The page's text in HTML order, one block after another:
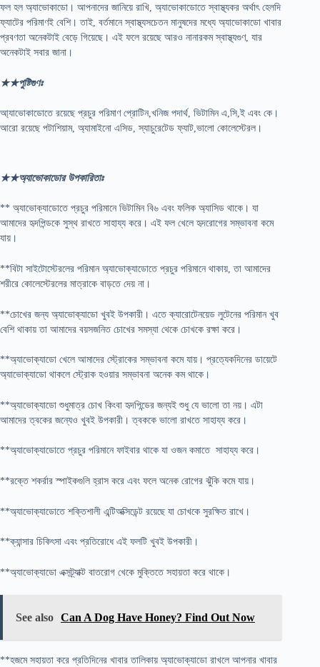
ফল হল অ্যাভোকাডো। আপনাদের জানিয়ে রাখি, অ্যাভোকাডোতে স্বাস্থ্যকর অর্থাৎ হেলদি
ফ্যাটের পরিমাণই বেশি। তাই, বর্তমানে স্বাস্থ্যসচেতন মানুষদের মধ্যে অ্যাভোকাডো খাবার
প্রবণতা অনেকটাই বেড়ে গিয়েছে। এই ফলে রয়েছে আরও নানারকম স্বাস্থ্যগুণ, যার
অনেকটাই সবার জানা।
★★পুষ্টিগুণঃ
আ্যাভোকাডোতে রয়েছে প্রচুর পরিমাণ প্রোটিন,খনিজ পদার্থ, ভিটামিন এ,সি,ই এবং কে।
আরো রয়েছে পটাশিয়াম, অ্যামাইনো এসিড, স্যাচুরেটেড ফ্যাট,ভালো কোলেস্টেরল।
★★অ্যাভোকাডোর উপকারিতাঃ
** অ্যাভোক্যাডোতে প্রচুর পরিমানে ভিটামিন বি৬ এবং ফলিক অ্যাসিড থাকে। যা
আমাদের হৃদপিন্ডকে সুস্থ রাখতে সাহায্য করে। এই ফল খেলে হৃদরোগের সম্ভাবনা কমে
যায়।
**বিটা সাইটোস্টেরলের পরিমান অ্যাভোক্যাডোতে প্রচুর পরিমানে থাকায়, তা আমাদের
শরীরে কোলেস্টেরলের মাত্রাকে বাড়তে দেয় না।
**চোখের জন্য অ্যাভোক্যাডো খুবই উপকারী। এতে ক্যারোটেনয়েড লুটেনের পরিমান খুব
বেশি থাকায় তা আমাদের বয়সজনিত চোখের সমস্যা থেকে চোখকে রক্ষা করে।
**অ্যাভোক্যাডো খেলে আমাদের স্ট্রোকের সম্ভাবনা কমে যায়। প্রত্যেকদিনের ডায়েটে
অ্যাভোক্যাডো থাকলে স্ট্রোক হওয়ার সম্ভাবনা অনেক কম থাকে।
**অ্যাভোক্যাডো শুধুমাত্র চোখ কিংবা হৃদপিন্ডের জন্যই শুধু যে ভালো তা নয়। এটা
আমাদের ত্বকের জন্যেও খুবই উপকারী। ত্বককে ভালো রাখতে সাহায্য করে।
**অ্যাভোক্যাডোতে প্রচুর পরিমানে ফাইবার থাকে যা ওজন কমাতে সাহায্য করে।
**রক্তে শকর্রার স্পাইকগুলি হ্রাস করে এবং ফলে অনেক রোগের ঝুঁকি কমে যায়।
**অ্যাভোক্যাডোতে শক্তিশালী এন্টিঅক্সিডেন্ট রয়েছে যা চোখকে সুরক্ষিত রাখে।
**ক্যান্সার চিকিৎসা এবং প্রতিরোধে এই ফলটি খুবই উপকারী।
**অ্যাভোক্যাডো এক্সট্র্যাক্ট বাতরোগ খেকে মুক্তিতে সহায়তা করে থাকে।
See also Can A Dog Have Honey? Find Out Now
**হজমে সহায়তা করে প্রতিদিনের খাবার তালিকায় অ্যাভোক্যাডো রাখলে আপনার খাবার